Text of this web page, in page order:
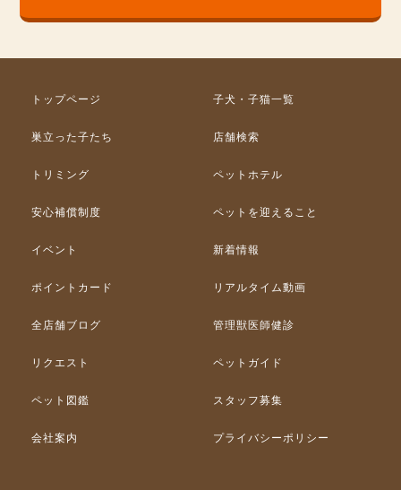
トップページ 子犬・子猫一覧
巣立った子たち 店舗検索
トリミング ペットホテル
安心補償制度 ペットを迎えること
イベント 新着情報
ポイントカード リアルタイム動画
全店舗ブログ 管理獣医師健診
リクエスト ペットガイド
ペット図鑑 スタッフ募集
会社案内 プライバシーポリシー